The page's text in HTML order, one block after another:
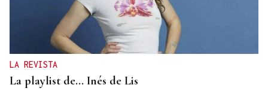
LA REVISTA
La playlist de... Inés de Lis